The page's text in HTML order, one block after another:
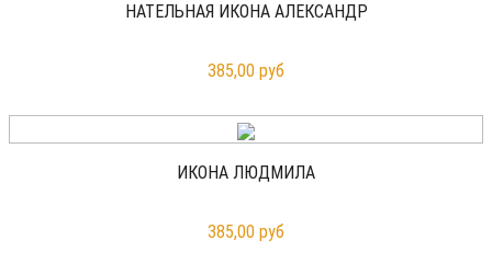
НАТЕЛЬНАЯ ИКОНА АЛЕКСАНДР
385,00 руб
ИКОНА ЛЮДМИЛА
385,00 руб